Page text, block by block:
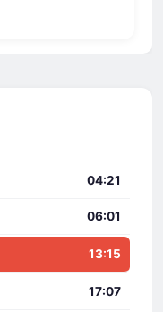
04:21
06:01
13:15
17:07